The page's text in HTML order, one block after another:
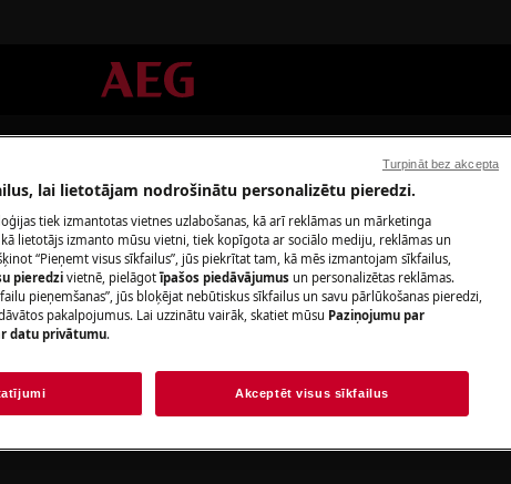
Atbalsts Blenderi
lai lietotājam nodrošinātu personalizētu pieredzi.
tiek izmantotas vietnes uzlabošanas, kā arī reklāmas un mārketinga
lietotājs izmanto mūsu vietni, tiek kopīgota ar sociālo mediju, reklāmas un
“Pieņemt visus sīkfailus”, jūs piekrītat tam, kā mēs izmantojam sīkfailus,
pieredzi vietnē, pielāgotīpašos piedāvājumus un personalizētas reklāmas.
pieņemšanas”, jūs bloķējat nebūtiskus sīkfailus un savu pārlūkošanas pieredzi,
pakalpojumus. Lai uzzinātu vairāk, skatiet mūsu Paziņojumu par
datu privātumu.
Akceptēt visus sīkfailus
Turpināt bez akcepta